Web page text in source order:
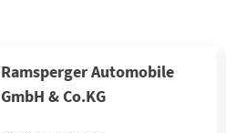
Ramsperger Automobile
GmbH & Co.KG